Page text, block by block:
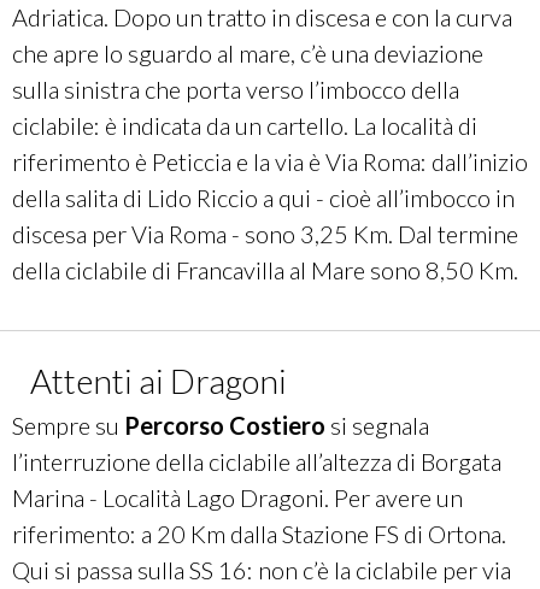
Adriatica. Dopo un tratto in discesa e con la curva
che apre lo sguardo al mare, c’è una deviazione
sulla sinistra che porta verso l’imbocco della
ciclabile: è indicata da un cartello. La località di
riferimento è Peticcia e la via è Via Roma: dall’inizio
della salita di Lido Riccio a qui - cioè all’imbocco in
discesa per Via Roma - sono 3,25 Km. Dal termine
della ciclabile di Francavilla al Mare sono 8,50 Km.
Attenti ai Dragoni
Sempre su Percorso Costiero si segnala
l’interruzione della ciclabile all’altezza di Borgata
Marina - Località Lago Dragoni. Per avere un
riferimento: a 20 Km dalla Stazione FS di Ortona.
Qui si passa sulla SS 16: non c’è la ciclabile per via